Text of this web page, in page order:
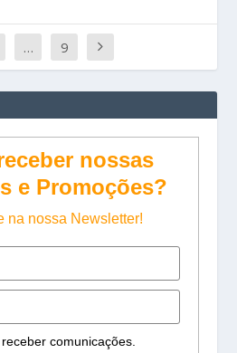
… 9
nossas
e Promoções?
na nossa Newsletter!
comunicações.